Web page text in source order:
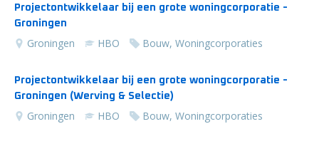
Projectontwikkelaar bij een grote woningcorporatie -
Groningen
Groningen HBO Bouw, Woningcorporaties
Projectontwikkelaar bij een grote woningcorporatie -
Groningen (Werving & Selectie)
Groningen HBO Bouw, Woningcorporaties